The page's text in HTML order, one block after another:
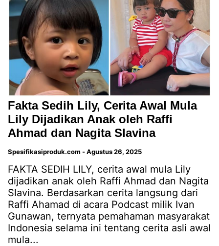
Fakta Sedih Lily, Cerita Awal Mula
Lily Dijadikan Anak oleh Raffi
Ahmad dan Nagita Slavina
Spesifikasiproduk.com -Agustus 26, 2025
FAKTA SEDIH LILY, cerita awal mula Lily
dijadikan anak oleh Raffi Ahmad dan Nagita
Slavina. Berdasarkan cerita langsung dari
Raffi Ahamad di acara Podcast milik Ivan
Gunawan, ternyata pemahaman masyarakat
Indonesia selama ini tentang cerita asli awal
mula...